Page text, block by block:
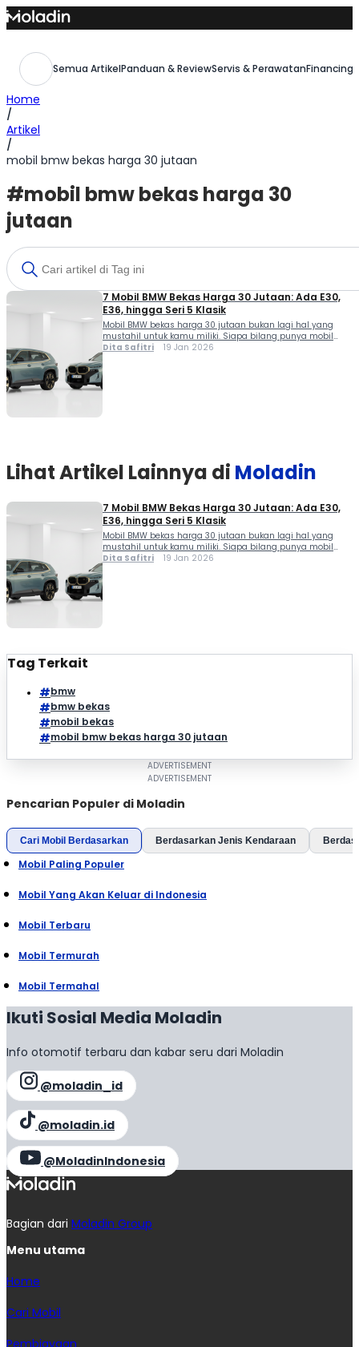
Skip
to
Semua ArtikelPanduan & ReviewServis & Perawatan
Home
/
Artikel
/
mobil bmw bekas harga 30 jutaan
#mobil bmw bekas harga 30
jutaan
7 Mobil BMW Bekas Harga 30 Jutaan: Ada E30,
E36, hingga Seri 5 Klasik
Mobil BMW bekas harga 30 jutaan bukan lagi hal yang
mustahil untuk kamu miliki. Siapa bilang punya mobil
Eropa harus mahal? Buat kamu yang ingin tampil beda di
Dita Safitri 19 Jan 2026
Lihat Artikel Lainnya di Moladin
7 Mobil BMW Bekas Harga 30 Jutaan: Ada E30,
E36, hingga Seri 5 Klasik
Mobil BMW bekas harga 30 jutaan bukan lagi hal yang
mustahil untuk kamu miliki. Siapa bilang punya mobil
Eropa harus mahal? Buat kamu yang ingin tampil beda di
Dita Safitri 19 Jan 2026
Tag Terkait
bmw
bmw bekas
mobil bekas
mobil bmw bekas harga 30 jutaan
Pencarian Populer di Moladin
Cari Mobil Berdasarkan Berdasarkan Jenis Kendaraan
Mobil Paling Populer
Mobil Yang Akan Keluar di Indonesia
Mobil Terbaru
Mobil Termurah
Mobil Termahal
Ikuti Sosial Media Moladin
Info otomotif terbaru dan kabar seru dari Moladin
@moladin_id
@moladin.id
@MoladinIndonesia
Bagian dari Moladin Group
Menu utama
Home
Cari Mobil
Pembiayaan